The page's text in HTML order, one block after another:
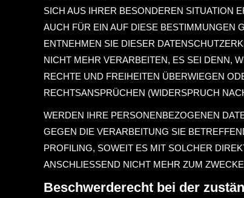
SICH AUS IHRER BESONDEREN SITUATION
AUCH FÜR EIN AUF DIESE BESTIMMUNGEN
ENTNEHMEN SIE DIESER
NICHT MEHR VERARBEITEN, ES SEI DENN,
RECHTE UND FREIHEITEN ÜBERWIEGEN
RECHTSANSPRÜCHEN (WIDERSPRUCH
WERDEN IHRE PERSONENBEZOGENEN
GEGEN DIE VERARBEITUNG SIE
PROFILING, SOWEIT ES MIT SOLCHER
ANSCHLIESSEND NICHT MEHR ZUM
Beschwerderecht bei der